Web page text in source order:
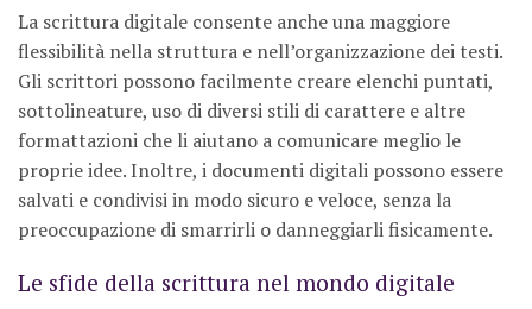
La scrittura digitale consente anche una maggiore
flessibilità nella struttura e nell’organizzazione dei testi.
Gli scrittori possono facilmente creare elenchi puntati,
sottolineature, uso di diversi stili di carattere e altre
formattazioni che li aiutano a comunicare meglio le
proprie idee. Inoltre, i documenti digitali possono essere
salvati e condivisi in modo sicuro e veloce, senza la
preoccupazione di smarrirli o danneggiarli fisicamente.
Le sfide della scrittura nel mondo digitale